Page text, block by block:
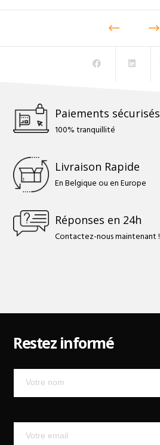
Paiements sécurisés
100% tranquillité
Livraison Rapide
En Belgique ou en Europe
Réponses en 24h
Contactez-nous maintenant !
Restez informé